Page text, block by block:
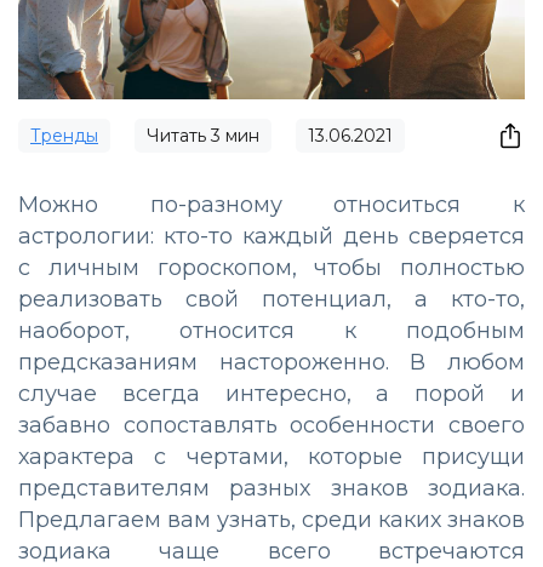
Тренды Читать3 мин 13.06.2021
Можно по-разному относиться к
астрологии: кто-то каждый день сверяется
с личным гороскопом, чтобы полностью
реализовать свой потенциал, а кто-то,
наоборот, относится к подобным
предсказаниям настороженно. В любом
случае всегда интересно, а порой и
забавно сопоставлять особенности своего
характера с чертами, которые присущи
представителям разных знаков зодиака.
Предлагаем вам узнать, среди каких знаков
зодиака чаще всего встречаются